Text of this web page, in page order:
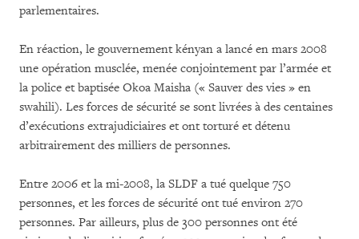
parlementaires.
En réaction, le gouvernement kényan a lancé en mars 2008
une opération musclée, menée conjointement par l’armée et
la police et baptisée Okoa Maisha (« Sauver des vies » en
swahili). Les forces de sécurité se sont livrées à des centaines
d’exécutions extrajudiciaires et ont torturé et détenu
arbitrairement des milliers de personnes.
Entre 2006 et la mi-2008, la SLDF a tué quelque 750
personnes, et les forces de sécurité ont tué environ 270
personnes. Par ailleurs, plus de 300 personnes ont été